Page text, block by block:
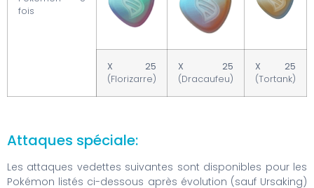
fois
X 25
(Florizarre)
X 25
(Dracaufeu)
X 25
(Tortank)
Attaques spéciale:
Les attaques vedettes suivantes sont disponibles pour les
Pokémon listés ci-dessous après évolution (sauf Ursaking)